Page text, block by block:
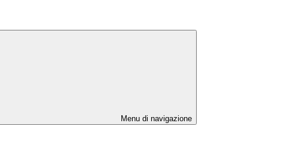
Menu di navigazione